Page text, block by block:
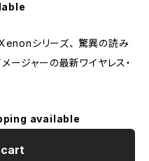
シリーズ、 驚異の読み
ージャーの最新ワイヤレス・
available